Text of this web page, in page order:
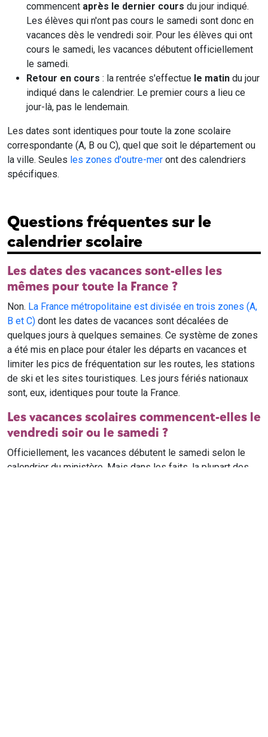
commencent après le dernier cours du jour indiqué.
Les élèves qui n'ont pas cours le samedi sont donc en
vacances dès le vendredi soir. Pour les élèves qui ont
cours le samedi, les vacances débutent officiellement
le samedi.
Retour en cours : la rentrée s'effectue le matin du jour
indiqué dans le calendrier. Le premier cours a lieu ce
jour-là, pas le lendemain.
Les dates sont identiques pour toute la zone scolaire
correspondante (A, B ou C), quel que soit le département ou
la ville. Seules les zones d'outre-mer ont des calendriers
spécifiques.
Questions fréquentes sur le
calendrier scolaire
Les dates des vacances sont-elles les
mêmes pour toute la France ?
Non. La France métropolitaine est divisée en trois zones (A,
B et C) dont les dates de vacances sont décalées de
quelques jours à quelques semaines. Ce système de zones
a été mis en place pour étaler les départs en vacances et
limiter les pics de fréquentation sur les routes, les stations
de ski et les sites touristiques. Les jours fériés nationaux
sont, eux, identiques pour toute la France.
Les vacances scolaires commencent-elles le
vendredi soir ou le samedi ?
Officiellement, les vacances débutent le samedi selon le
calendrier du ministère. Mais dans les faits, la plupart des